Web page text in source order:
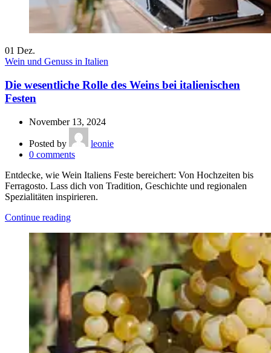
01 Dez.
Wein und Genuss in Italien
Die wesentliche Rolle des Weins bei italienischen
Festen
November 13, 2024
Posted by
leonie
0 comments
Entdecke, wie Wein Italiens Feste bereichert: Von Hochzeiten bis
Ferragosto. Lass dich von Tradition, Geschichte und regionalen
Spezialitäten inspirieren.
Continue reading